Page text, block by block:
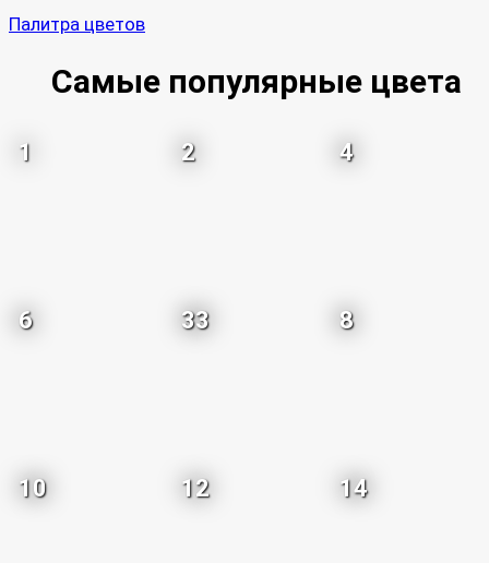
Палитра цветов
Самые популярные цвета
1 2 4
6 33 8
10 12 14